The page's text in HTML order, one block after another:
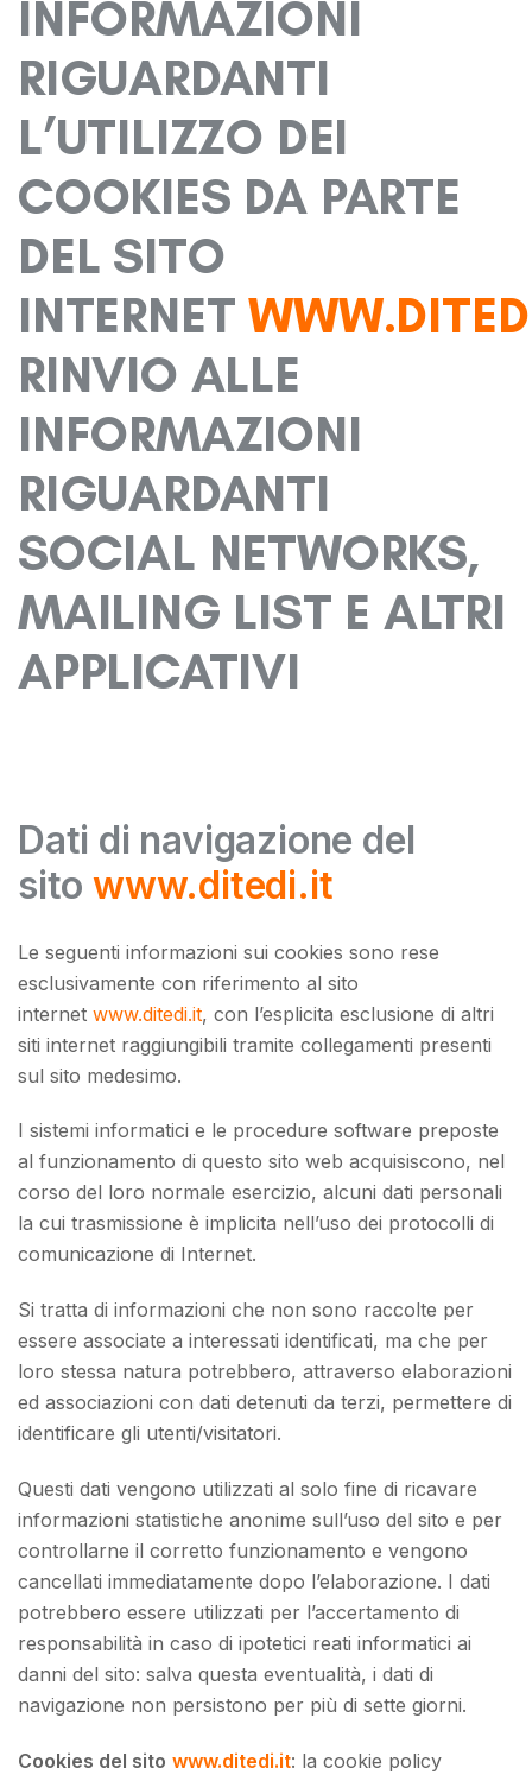
INFORMAZIONI
RIGUARDANTI
L’UTILIZZO DEI
COOKIES DA PARTE
DEL SITO
INTERNET
RINVIO ALLE
INFORMAZIONI
RIGUARDANTI
SOCIAL NETWORKS,
MAILING LIST E ALTRI
APPLICATIVI
Dati di navigazione del
sito www.ditedi.it
Le seguenti informazioni sui cookies sono rese
esclusivamente con riferimento al sito
internet www.ditedi.it, con l’esplicita esclusione di altri
siti internet raggiungibili tramite collegamenti presenti
sul sito medesimo.
I sistemi informatici e le procedure software preposte
al funzionamento di questo sito web acquisiscono, nel
corso del loro normale esercizio, alcuni dati personali
la cui trasmissione è implicita nell’uso dei protocolli di
comunicazione di Internet.
Si tratta di informazioni che non sono raccolte per
essere associate a interessati identificati, ma che per
loro stessa natura potrebbero, attraverso elaborazioni
ed associazioni con dati detenuti da terzi, permettere di
identificare gli utenti/visitatori.
Questi dati vengono utilizzati al solo fine di ricavare
informazioni statistiche anonime sull’uso del sito e per
controllarne il corretto funzionamento e vengono
cancellati immediatamente dopo l’elaborazione. I dati
potrebbero essere utilizzati per l’accertamento di
responsabilità in caso di ipotetici reati informatici ai
danni del sito: salva questa eventualità, i dati di
navigazione non persistono per più di sette giorni.
Cookies del sito www.ditedi.it: la cookie policy